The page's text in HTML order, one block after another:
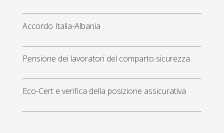
Accordo Italia-Albania
Pensione dei lavoratori del comparto sicurezza
Eco-Cert e verifica della posizione assicurativa